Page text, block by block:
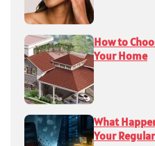
How to
Your Home
What
Your